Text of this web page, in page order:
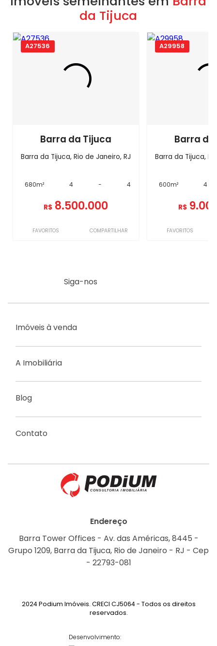
da Tijuca
A27536
Barra da Tijuca
Barra da Tijuca, Rio de Janeiro, RJ
680m² 4 - 4
R$ 8.500.000
FAVORITOS COMPARTILHAR
A29958
Barra
Barra da Tijuca,
600m² 4
R$
FAVORITOS
Siga-nos
Imóveis à venda
A Imobiliária
Blog
Contato
Endereço
Barra Tower Offices - Av. das Américas, 8445 -
Grupo 1209, Barra da Tijuca, Rio de Janeiro - RJ - Cep
- 22793-081
2024 Podium Imóveis. CRECI CJ5064 - Todos os direitos
reservados.
Desenvolvimento: